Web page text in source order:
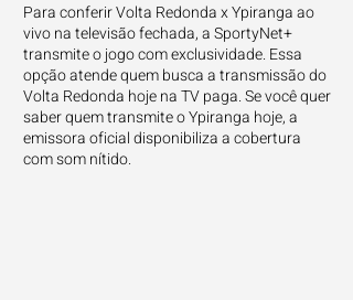
Para conferir Volta Redonda x Ypiranga ao
vivo na televisão fechada, a SportyNet+
transmite o jogo com exclusividade. Essa
opção atende quem busca a transmissão do
Volta Redonda hoje na TV paga. Se você quer
saber quem transmite o Ypiranga hoje, a
emissora oficial disponibiliza a cobertura
com som nítido.